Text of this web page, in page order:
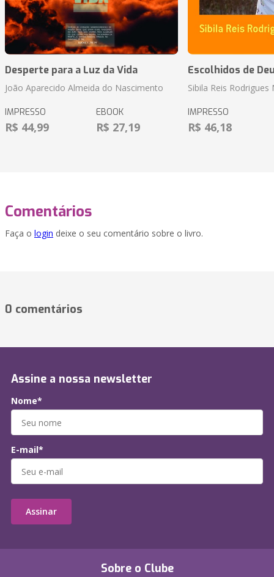
Desperte para a Luz da Vida
João Aparecido Almeida do Nascimento
IMPRESSO
R$ 44,99
EBOOK
R$ 27,19
Escolhidos de
Sibila Reis
IMPRESSO
R$ 46,18
Comentários
Faça o login deixe o seu comentário sobre o livro.
0 comentários
Sobre o Clube
Assine a nossa newsletter
Nome*
E-mail*
Assinar